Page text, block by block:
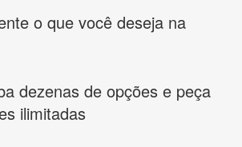
o que você deseja na
dezenas de opções e peça
ilimitadas